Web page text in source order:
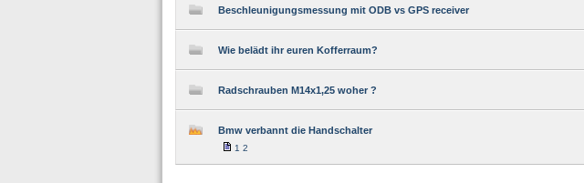
Beschleunigungsmessung mit ODB vs GPS receiver
Wie belädt ihr euren Kofferraum?
Radschrauben M14x1,25 woher ?
Bmw verbannt die Handschalter
1 2